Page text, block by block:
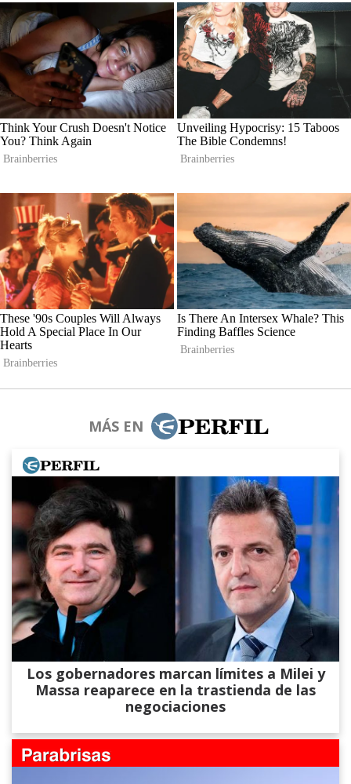
MÁS EN
Los gobernadores marcan límites a Milei y
Massa reaparece en la trastienda de las
negociaciones